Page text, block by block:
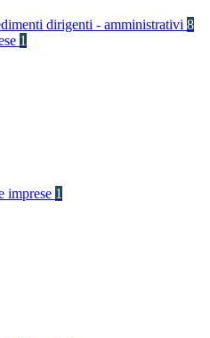
dirigenti - amministrativi 8
1
imprese 1